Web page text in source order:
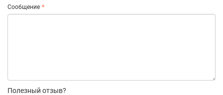
Сообщение
Полезный отзыв?